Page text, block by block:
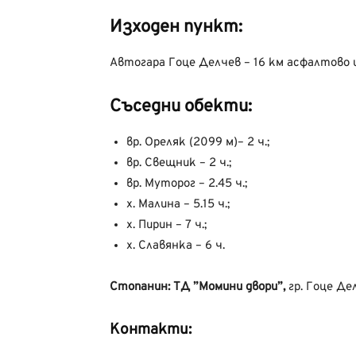
Изходен пункт:
Автогара Гоце Делчев – 16 км асфалтово
Съседни обекти:
вр. Ореляк (2099 м)– 2 ч.;
вр. Свещник – 2 ч.;
вр. Муторог – 2.45 ч.;
х. Малина – 5.15 ч.;
х. Пирин – 7 ч.;
х. Славянка – 6 ч.
Стопанин: ТД ”Момини двори”, гр. Гоце
Контакти: